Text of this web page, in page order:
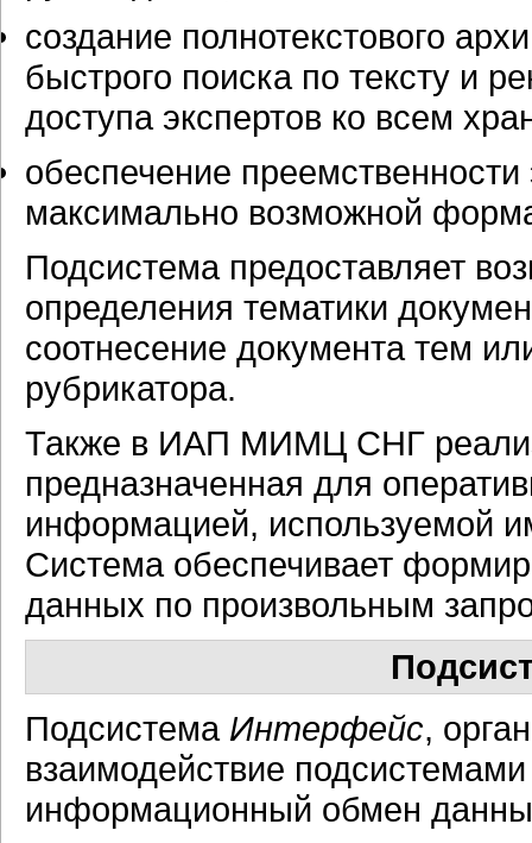
создание полнотекстового
быстрого поиска по тексту и
доступа экспертов ко всем
обеспечение
максимально возможной
Подсистема предоставляет
определения тематики
соотнесение документа тем
рубрикатора.
Также в ИАП МИМЦ СНГ
предназначенная для
информацией, используемой
Система обеспечивает
данных по произвольным
Подсистема Интерфейс,
взаимодействие
информационный обмен